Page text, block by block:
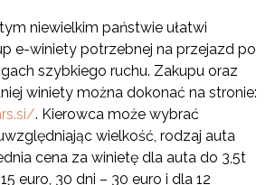
niewielkim państwie ułatwi
e-winiety potrzebnej na przejazd po
szybkiego ruchu. Zakupu oraz
winiety można dokonać na stronie:
. Kierowca może wybrać
wielkość, rodzaj auta
cena za winietę dla auta do 3,5t
euro, 30 dni – 30 euro i dla 12